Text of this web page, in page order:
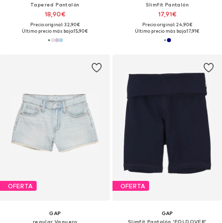
Tapered Pantalón
18,90€
Precio original: 32,90€
Último precio más bajo:15,90€
Slimfit Pantalón
17,91€
Precio original: 24,90€
Último precio más bajo:17,91€
OFERTA
GAP
regular Vaquero
OFERTA
GAP
Slimfit Pantalón 'FOLDOVER'